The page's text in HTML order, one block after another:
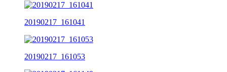
20190217_161041
20190217_161053